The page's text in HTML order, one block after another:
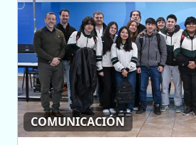
COMUNICACIÓN